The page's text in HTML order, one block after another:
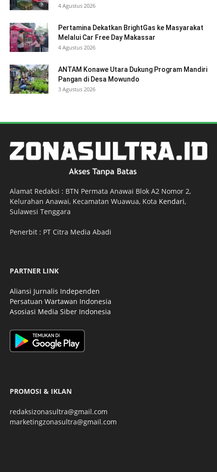
4 Agustus 2026
Pertamina Dekatkan BrightGas ke Masyarakat
Melalui Car Free Day Makassar
4 Agustus 2026
ANTAM Konawe Utara Dukung Program Mandiri
Pangan di Desa Mowundo
3 Agustus 2026
Alamat Redaksi : BTN Permata Anawai Blok A2 Nomor 2,
Kelurahan Anawai, Kecamatan Wuawua, Kota Kendari,
Sulawesi Tenggara
Penerbit : PT Citra Media Abadi
PARTNER LINK
Aliansi Jurnalis Independen
Persatuan Wartawan Indonesia
Asosiasi Media Siber Indonesia
PROMOSI & IKLAN
redaksizonasultra@gmail.com
marketingzonasultra@gmail.com